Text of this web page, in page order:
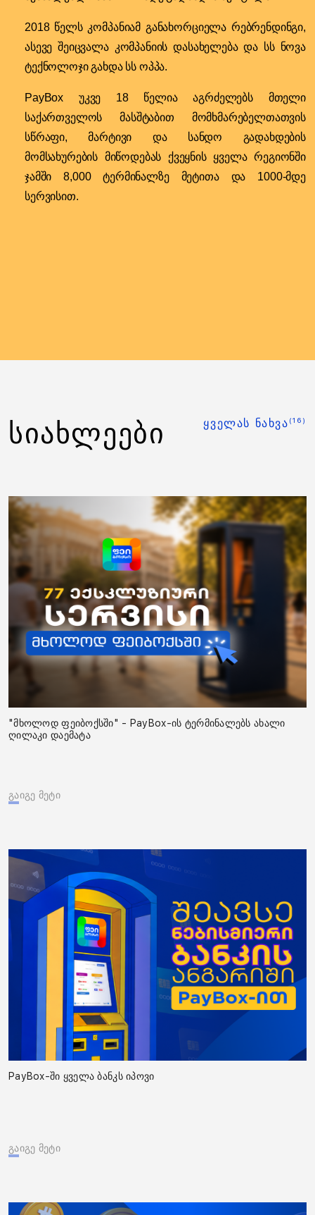
2018 წელს კომპანიამ განახორციელა რებრენდინგი,
ასევე შეიცვალა კომპანიის დასახელება და სს ნოვა
ტექნოლოჯი გახდა სს ოპპა.
PayBox
უკვე 18 წელია აგრძელებს მთელი
საქართველოს მასშტაბით მომხმარებელთათვის
სწრაფი, მარტივი და სანდო გადახდების
მომსახურების მიწოდებას ქვეყნის ყველა რეგიონში
ჯამში 8,000 ტერმინალზე მეტითა და 1000-მდე
სერვისით.
ᲡᲘᲐᲮᲚᲔᲔᲑᲘ ᲧᲕᲔᲚᲐᲡ ᲜᲐᲮᲕᲐ (16)
"მხოლოდ ფეიბოქსში" - PayBox-ის ტერმინალებს ახალი
ღილაკი დაემატა
გაიგე მეტი
PayBox-ში ყველა ბანკს იპოვი
გაიგე მეტი